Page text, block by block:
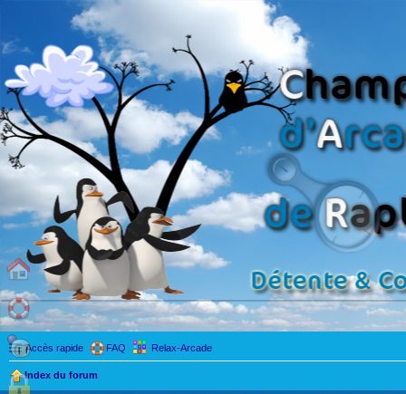
Accès rapide FAQ Relax-Arcade
Index du forum